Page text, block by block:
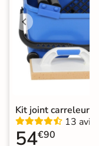
Kit joint carreleur
13 avis
54€90